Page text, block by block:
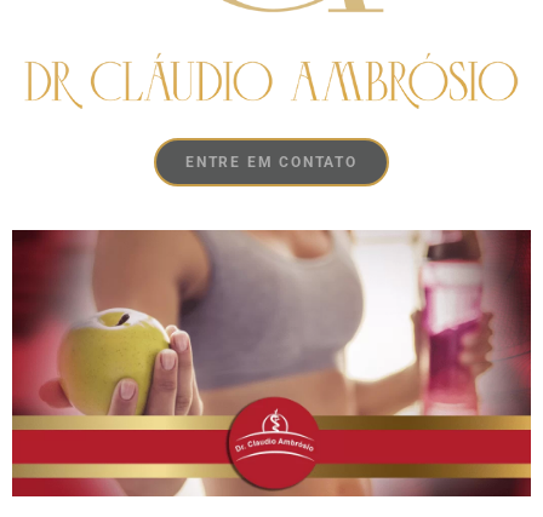
ENTRE EM CONTATO